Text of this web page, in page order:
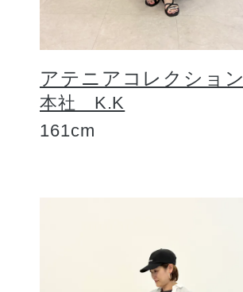
アテニアコレクション
本社 K.K
161cm